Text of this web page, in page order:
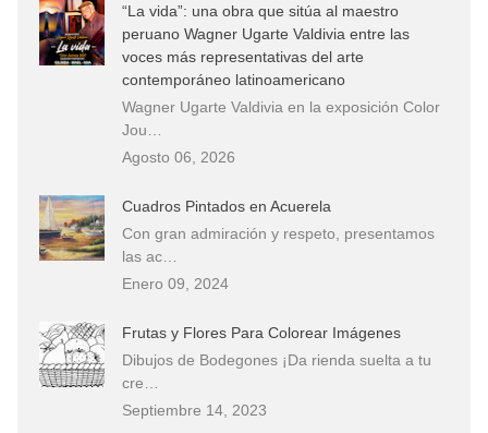
“La vida”: una obra que sitúa al maestro
peruano Wagner Ugarte Valdivia entre las
voces más representativas del arte
contemporáneo latinoamericano
Wagner Ugarte Valdivia en la exposición Color
Jou…
Agosto 06, 2026
Cuadros Pintados en Acuerela
Con gran admiración y respeto, presentamos
las ac…
Enero 09, 2024
Frutas y Flores Para Colorear Imágenes
Dibujos de Bodegones ¡Da rienda suelta a tu
cre…
Septiembre 14, 2023